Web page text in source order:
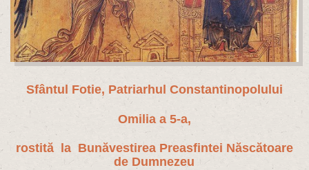
Sfântul Fotie, Patriarhul Constantinopolului
Omilia a 5-a,
rostită la Bunăvestirea Preasfintei Născătoare
de Dumnezeu